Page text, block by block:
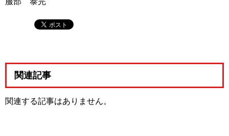
関連記事
関連する記事はありません。